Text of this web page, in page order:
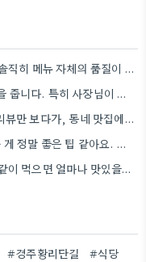
방송에 나온 곳은 정말 사람이 많죠. 저는 솔직히 메뉴 자체의 품질이 더 중요하다고 생각해요.
텍스트의 구체성이 사진보다 훨씬 신뢰감을 줍니다. 특히 사장님이 직접 요리하는 곳을 찾는 게 좋은 전략인…
저도 비슷한 경험이 있었어요. 유명 맛집 리뷰만 보다가, 동네 맛집에서 훨씬 더 맛있는 음식을 먹고…
포천 지역 맛집 정보를 꼼꼼히 비교해 보는 게 정말 좋은 팁 같아요. 특히 커뮤니티 언급…
쪽파 베이글, 정말 궁금하네요. 쌀빵이랑 같이 먹으면 얼마나 맛있을까 생각만 해도 벌써부터 침 고여요.
#경주황리단길
#식당